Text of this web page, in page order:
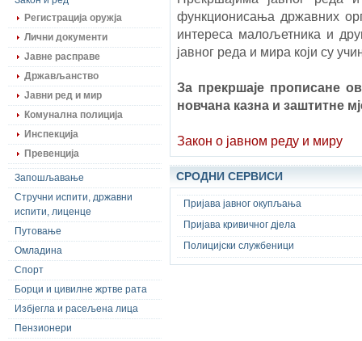
функционисања државних
интереса малољетника и
јавног реда и мира који су
За прекршаје прописане
новчана казна и заштитне
Закон о јавном реду и миру
СРОДНИ СЕРВИСИ
Пријава јавног окупљања
Пријава кривичног дјела
Полицијски службеници
Регистрација оружја
Лични документи
Јавне расправе
Држављанство
Јавни ред и мир
Комунална полиција
Инспекција
Превенција
Запошљавање
Стручни испити, државни
испити, лиценце
Путовање
Омладина
Спорт
Борци и цивилне жртве рата
Избјегла и расељена лица
Пензионери